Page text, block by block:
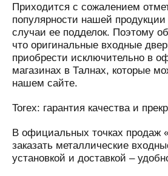
Приходится с сожалением
популярности нашей
случаи ее подделок. Поэтому
что оригинальные входные
приобрести исключительно в
магазинах в Талнах, которые
нашем сайте.
Torex: гарантия качества и
В официальных точках продаж
заказать металлические
установкой и доставкой –